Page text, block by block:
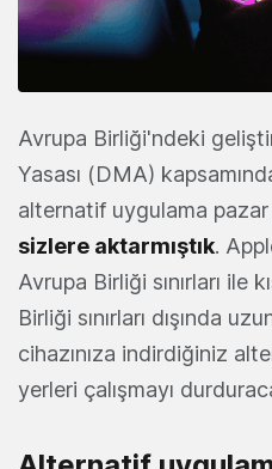
Avrupa Birliği'ndeki
Yasası (DMA)
alternatif uygulama
sizlere aktarmıştık.
Avrupa Birliği sınırları ile
Birliği sınırları dışında
cihazınıza indirdiğiniz
yerleri çalışmayı